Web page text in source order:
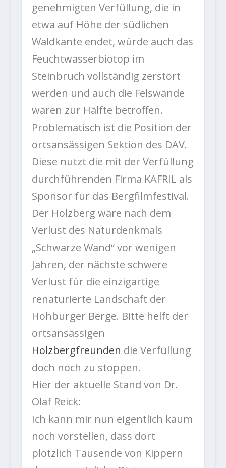
genehmigten Verfüllung, die in
etwa auf Höhe der südlichen
Waldkante endet, würde auch das
Feuchtwasserbiotop im
Steinbruch vollständig zerstört
werden und auch die Felswände
wären zur Hälfte betroffen.
Problematisch ist die Position der
ortsansässigen Sektion des DAV.
Diese nutzt die mit der Verfüllung
durchführenden Firma KAFRIL als
Sponsor für das Bergfilmfestival.
Der Holzberg wäre nach dem
Verlust des Naturdenkmals
„Schwarze Wand“ vor wenigen
Jahren, der nächste schwere
Verlust für die einzigartige
renaturierte Landschaft der
Hohburger Berge. Bitte helft der
ortsansässigen
Holzbergfreunden die Verfüllung
doch noch zu stoppen.
Hier der aktuelle Stand von Dr.
Olaf Reick:
Ich kann mir nun eigentlich kaum
noch vorstellen, dass dort
plötzlich Tausende von Kippern